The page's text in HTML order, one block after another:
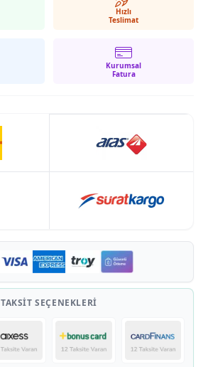
Hızlı
Teslimat
Kurumsal
Fatura
TAKSIT SEÇENEKLERI